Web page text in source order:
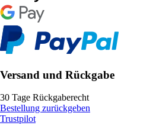
Versand und Rückgabe
30 Tage Rückgaberecht
Bestellung zurückgeben
Trustpilot